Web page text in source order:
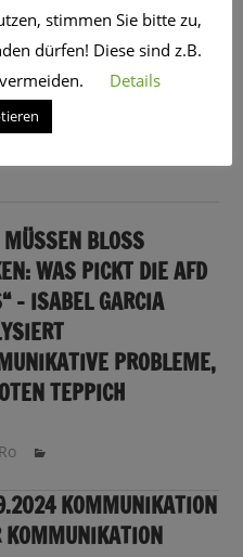
WIRD AN DER
GEZÜNDELT?
2025
BLOSS G
WAS PICKT DIE AFD R
ISABEL GARCIA A
K
PROBLEME, D
TEPPICH A
KOMMUNIKATION
KOMMUNIKATION
stimmen Sie bitte zu,
dürfen! Diese sind z.B.
Details